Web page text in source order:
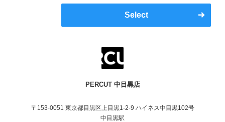
出身 岐阜県各務原市
趣味 お酒、食、スノボ
初恋 小学校3年生
Select
PERCUT 中目黒店
〒153-0051 東京都目黒区上目黒1-2-9 ハイネス中目黒102号
中目黒駅